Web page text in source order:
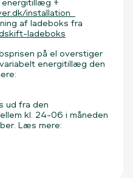
energitillæg +
installation
af ladeboks fra
ladeboks
på el overstiger
energitillæg den
ud fra den
kl. 24-06 i måneden
Læs mere: